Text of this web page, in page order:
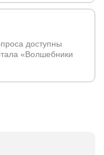
доступны
«Волшебники